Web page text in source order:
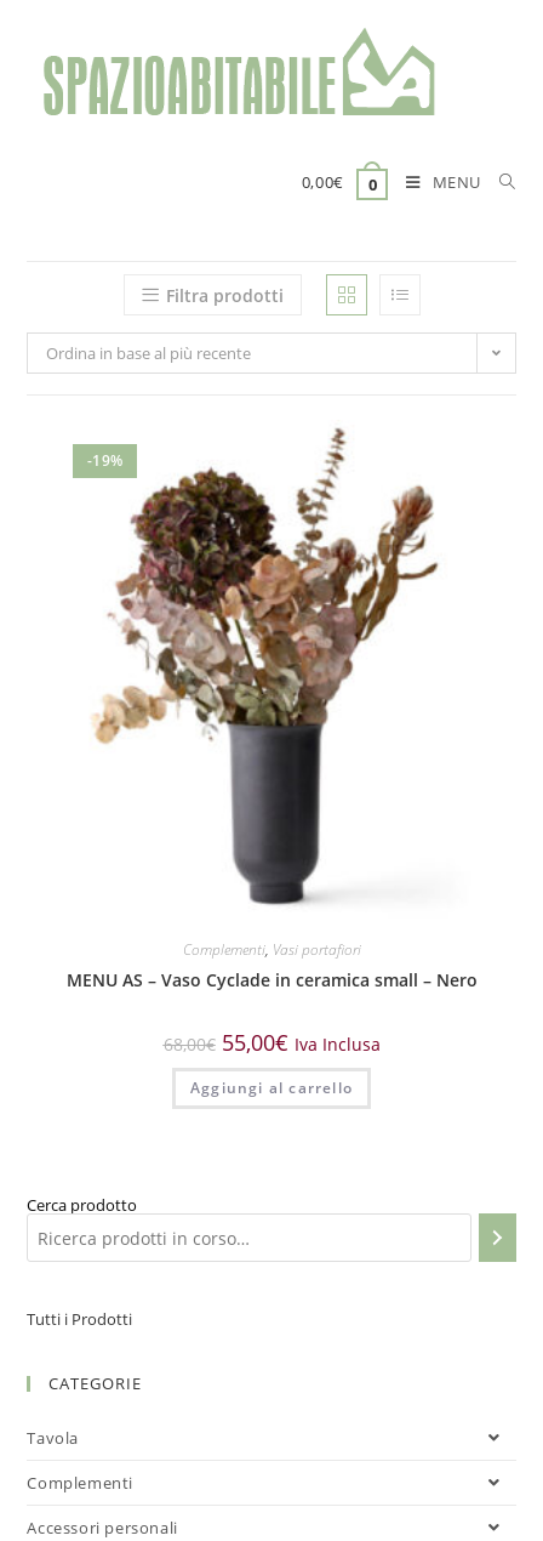
contenuto
0,00€ 0 MENU
Filtra prodotti
Ordina in base al più recente
-19%
Complementi, Vasi portafiori
MENU AS – Vaso Cyclade in ceramica small – Nero
68,00€ 55,00€ Iva Inclusa
Aggiungi al carrello
Cerca prodotto
Tutti i Prodotti
CATEGORIE
Tavola
Complementi
Accessori personali